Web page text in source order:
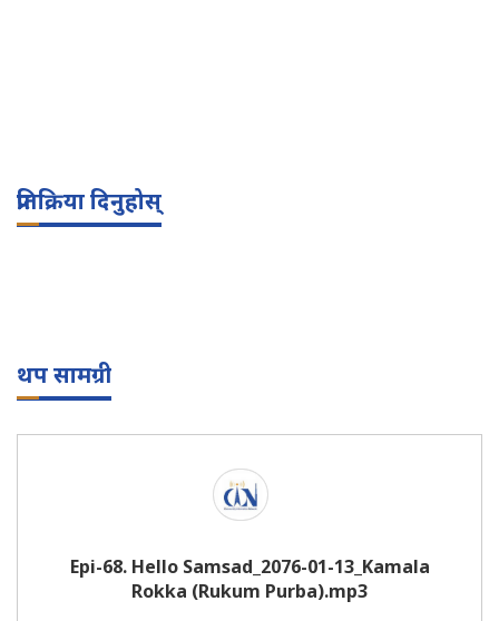
प्रतिक्रिया दिनुहोस्
थप सामग्री
Epi-68. Hello Samsad_2076-01-13_Kamala
Rokka (Rukum Purba).mp3